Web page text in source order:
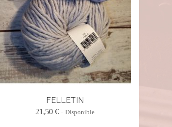
FELLETIN
21,50 € Disponible